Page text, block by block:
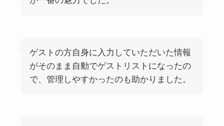
ゲストの方自身に入力していただいた情報
がそのまま自動でゲストリストになったの
で、管理しやすかったのも助かりました。